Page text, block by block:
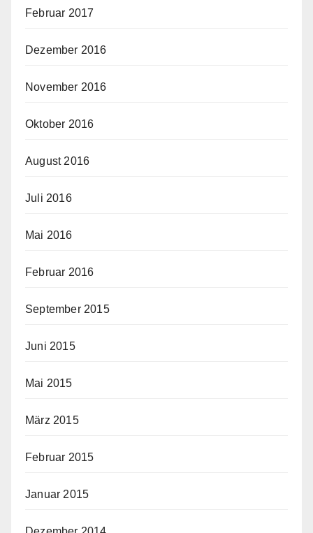
Februar 2017
Dezember 2016
November 2016
Oktober 2016
August 2016
Juli 2016
Mai 2016
Februar 2016
September 2015
Juni 2015
Mai 2015
März 2015
Februar 2015
Januar 2015